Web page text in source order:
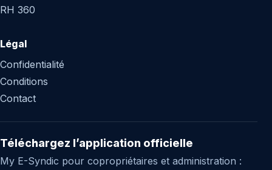
RH 360
Légal
Confidentialité
Conditions
Contact
Téléchargez l’application officielle
My E-Syndic pour copropriétaires et administration :